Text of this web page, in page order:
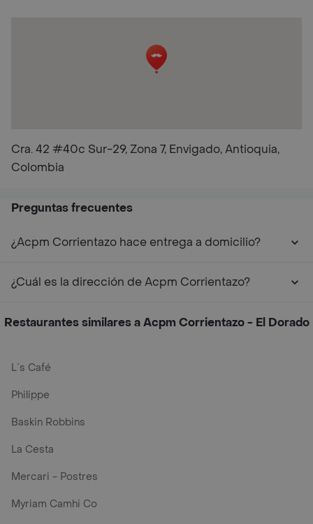
Cra. 42 #40c Sur-29, Zona 7, Envigado, Antioquia,
Colombia
Preguntas frecuentes
¿Acpm Corrientazo hace entrega a domicilio?
¿Cuál es la dirección de Acpm Corrientazo?
Restaurantes similares a Acpm Corrientazo - El Dorado
L´s Café
Philippe
Baskin Robbins
La Cesta
Mercari - Postres
Myriam Camhi Co